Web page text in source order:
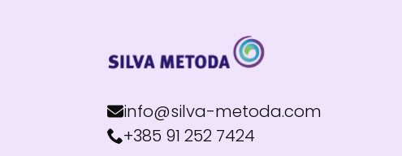
info@silva-metoda.com
+385 91 252 7424